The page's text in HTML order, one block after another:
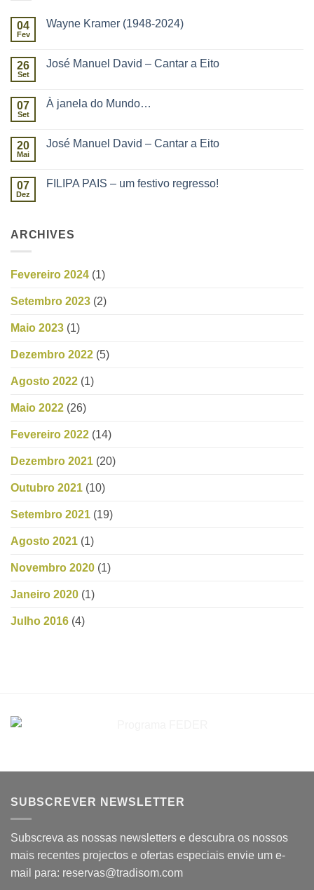
04
Fev
Wayne Kramer (1948-2024)
26
Set
José Manuel David – Cantar a Eito
07
Set
À janela do Mundo…
20
Mai
José Manuel David – Cantar a Eito
07
Dez
FILIPA PAIS – um festivo regresso!
ARCHIVES
Fevereiro 2024 (1)
Setembro 2023 (2)
Maio 2023 (1)
Dezembro 2022 (5)
Agosto 2022 (1)
Maio 2022 (26)
Fevereiro 2022 (14)
Dezembro 2021 (20)
Outubro 2021 (10)
Setembro 2021 (19)
Agosto 2021 (1)
Novembro 2020 (1)
Janeiro 2020 (1)
Julho 2016 (4)
SUBSCREVER NEWSLETTER
Subscreva as nossas newsletters e descubra os nossos
mais recentes projectos e ofertas especiais envie um e-
mail para: reservas@tradisom.com